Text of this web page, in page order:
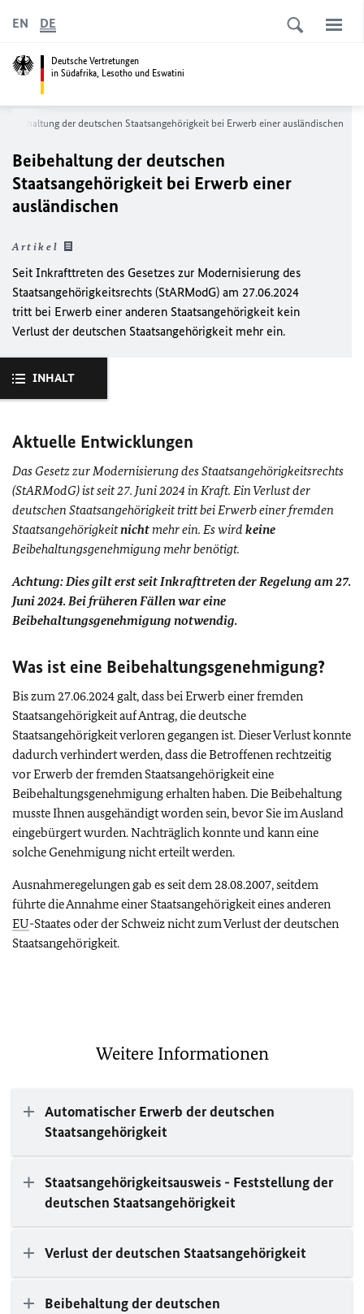
Deutsche Vertretungen
in Südafrika, Lesotho und Eswatini
EN DE
Beibehaltung der deutschen Staatsangehörigkeit bei Erwerb einer ausländischen
Beibehaltung der deutschen
Staatsangehörigkeit bei Erwerb einer
ausländischen
Artikel
Seit Inkrafttreten des Gesetzes zur Modernisierung des
Staatsangehörigkeitsrechts (StARModG) am 27.06.2024
tritt bei Erwerb einer anderen Staatsangehörigkeit kein
Verlust der deutschen Staatsangehörigkeit mehr ein.
INHALT
Aktuelle Entwicklungen
Das Gesetz zur Modernisierung des Staatsangehörigkeitsrechts
(StARModG) ist seit 27. Juni 2024 in Kraft. Ein Verlust der
deutschen Staatsangehörigkeit tritt bei Erwerb einer fremden
Staatsangehörigkeitnichtmehr ein. Es wird keine
Beibehaltungsgenehmigung mehr benötigt.
Achtung: Dies gilt erst seit Inkrafttreten der Regelung am 27.
Juni 2024. Bei früheren Fällen war eine
Beibehaltungsgenehmigung notwendig.
Was ist eine Beibehaltungsgenehmigung?
Bis zum 27.06.2024 galt, dass bei Erwerb einer fremden
Staatsangehörigkeit auf Antrag, die deutsche
Staatsangehörigkeit verloren gegangen ist. Dieser Verlust konnte
dadurch verhindert werden, dass die Betroffenen rechtzeitig
vor Erwerb der fremden Staatsangehörigkeit eine
Beibehaltungsgenehmigung erhalten haben. Die Beibehaltung
musste Ihnen ausgehändigt worden sein, bevor Sie im Ausland
eingebürgert wurden. Nachträglich konnte und kann eine
solche Genehmigung nicht erteilt werden.
Ausnahmeregelungen gab es seit dem 28.08.2007, seitdem
führte die Annahme einer Staatsangehörigkeit eines anderen
EU-Staates oder der Schweiz nicht zum Verlust der deutschen
Staatsangehörigkeit.
Weitere Informationen
Automatischer Erwerb der deutschen
Staatsangehörigkeit
Staatsangehörigkeitsausweis - Feststellung der
deutschen Staatsangehörigkeit
Verlust der deutschen Staatsangehörigkeit
Beibehaltung der deutschen